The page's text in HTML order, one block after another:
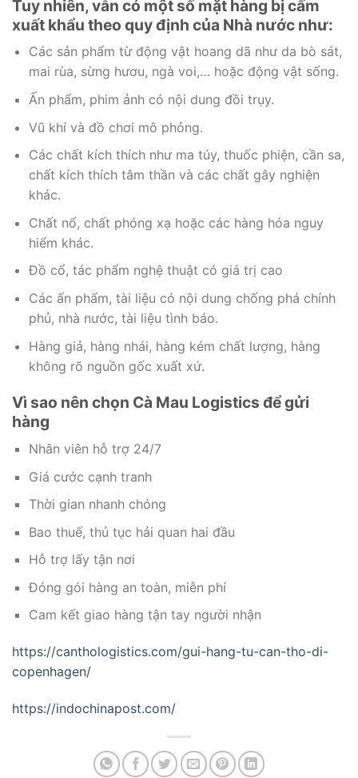
Tuy nhiên, vẫn có một số mặt hàng bị cấm
xuất khẩu theo quy định của Nhà nước như:
Các sản phẩm từ động vật hoang dã như da bò sát,
mai rùa, sừng hươu, ngà voi,… hoặc động vật sống.
Ấn phẩm, phim ảnh có nội dung đồi trụy.
Vũ khí và đồ chơi mô phỏng.
Các chất kích thích như ma túy, thuốc phiện, cần sa,
chất kích thích tâm thần và các chất gây nghiện
khác.
Chất nổ, chất phóng xạ hoặc các hàng hóa nguy
hiểm khác.
Đồ cổ, tác phẩm nghệ thuật có giá trị cao
Các ấn phẩm, tài liệu có nội dung chống phá chính
phủ, nhà nước, tài liệu tình báo.
Hàng giả, hàng nhái, hàng kém chất lượng, hàng
không rõ nguồn gốc xuất xứ.
Vì sao nên chọn Cà Mau Logistics để gửi
hàng
Nhân viên hỗ trợ 24/7
Giá cước cạnh tranh
Thời gian nhanh chóng
Bao thuế, thủ tục hải quan hai đầu
Hỗ trợ lấy tận nơi
Đóng gói hàng an toàn, miễn phí
Cam kết giao hàng tận tay người nhận
https://canthologistics.com/gui-hang-tu-can-tho-di-
copenhagen/
https://indochinapost.com/